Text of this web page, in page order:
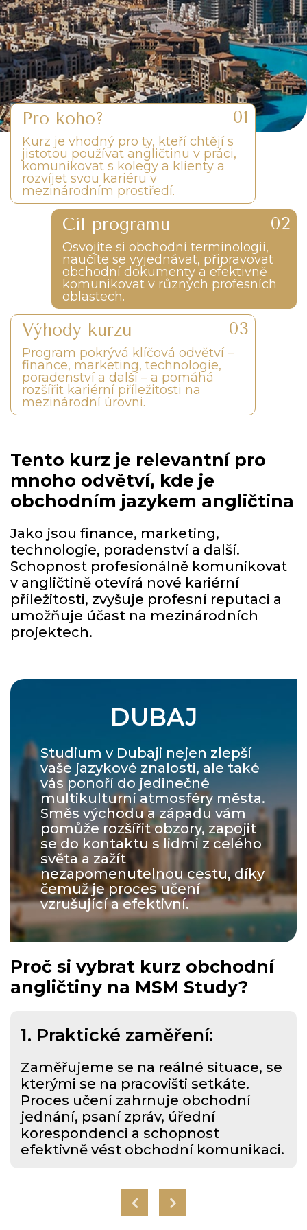
Pro koho?
Kurz je vhodný pro ty, kteří chtějí s
jistotou používat angličtinu v práci,
komunikovat s kolegy a klienty a
rozvíjet svou kariéru v
mezinárodním prostředí.
Cíl programu
Osvojíte si obchodní terminologii,
naučíte se vyjednávat, připravovat
obchodní dokumenty a efektivně
komunikovat v různých profesních
oblastech.
Výhody kurzu
Program pokrývá klíčová odvětví –
finance, marketing, technologie,
poradenství a další – a pomáhá
rozšířit kariérní příležitosti na
mezinárodní úrovni.
Tento kurz je relevantní pro
mnoho odvětví, kde je
obchodním jazykem angličtina
Jako jsou finance, marketing,
technologie, poradenství a další.
Schopnost profesionálně komunikovat
v angličtině otevírá nové kariérní
příležitosti, zvyšuje profesní reputaci a
umožňuje účast na mezinárodních
projektech.
DUBAJ
Studium v ​​Dubaji nejen zlepší
vaše jazykové znalosti, ale také
vás ponoří do jedinečné
multikulturní atmosféry města.
Směs východu a západu vám
pomůže rozšířit obzory, zapojit
se do kontaktu s lidmi z celého
světa a zažít
nezapomenutelnou cestu, díky
čemuž je proces učení
vzrušující a efektivní.
Proč si vybrat kurz obchodní
angličtiny na MSM Study?
1. Praktické zaměření:
Zaměřujeme se na reálné situace, se
kterými se na pracovišti setkáte.
Proces učení zahrnuje obchodní
jednání, psaní zpráv, úřední
korespondenci a schopnost
efektivně vést obchodní komunikaci.